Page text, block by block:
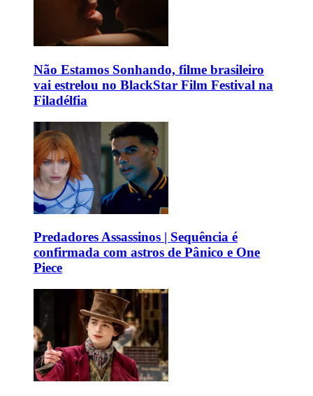
Não Estamos Sonhando, filme brasileiro
vai estrelou no BlackStar Film Festival na
Filadélfia
Predadores Assassinos | Sequência é
confirmada com astros de Pânico e One
Piece